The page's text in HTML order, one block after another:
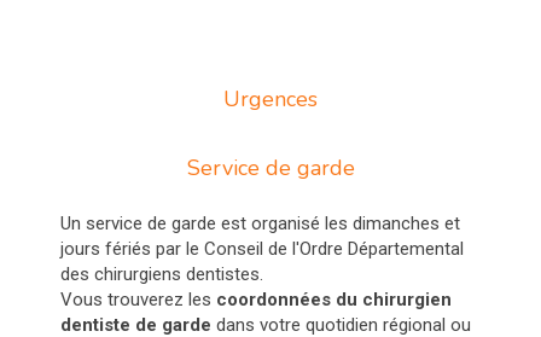
Urgences
Service de garde
Un service de garde est organisé les dimanches et
jours fériés par le Conseil de l'Ordre Départemental
des chirurgiens dentistes.
Vous trouverez les coordonnées du chirurgien
dentiste de garde dans votre quotidien régional ou